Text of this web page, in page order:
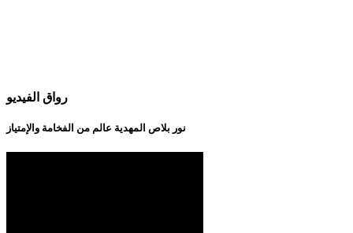
رواق الفيديو
نور بلاص المهدية عالم من الفخامة والإمتياز